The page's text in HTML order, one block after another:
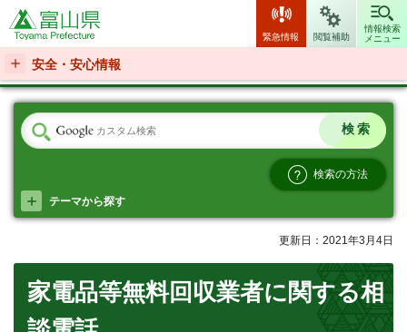
富山県
緊急情報 閲覧補助
情報検索
メニュー
安全・安心情報
検索の方法
テーマから探す
更新日：2021年3月4日
家電品等無料回収業者に関する相